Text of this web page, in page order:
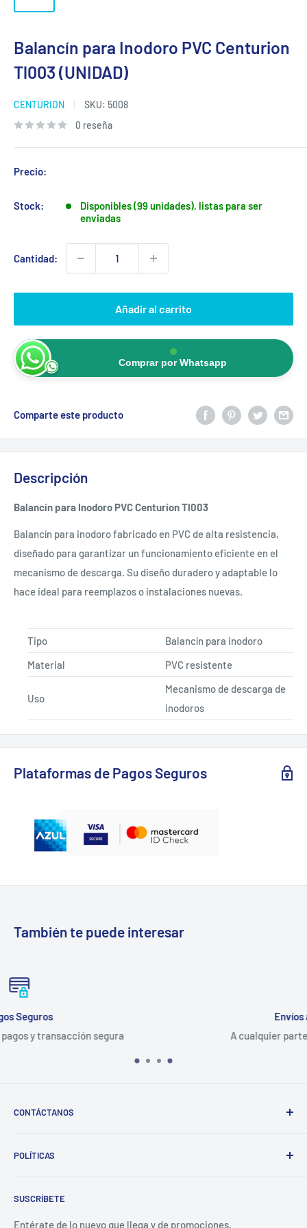
Balancín para Inodoro PVC Centurion
Tl003 (UNIDAD)
CENTURION SKU: 5008
0 reseña
Precio:
Stock:
Disponibles (99 unidades), listas para ser
enviadas
Cantidad:
Añadir al carrito
Comprar por Whatsapp
Comparte este producto
Descripción
Balancín para Inodoro PVC Centurion Tl003
Balancín para inodoro fabricado en PVC de alta resistencia,
diseñado para garantizar un funcionamiento eficiente en el
mecanismo de descarga. Su diseño duradero y adaptable lo
hace ideal para reemplazos o instalaciones nuevas.
Tipo
Balancín para inodoro
Material
PVC resistente
Uso
Mecanismo de descarga de
inodoros
Plataformas de Pagos Seguros
También te puede interesar
A cualquier parte de República Dominicana
CONTÁCTANOS
POLÍTICAS
Política de Privacidad
Políticas de Reembolso
SUSCRÍBETE
Entérate de lo nuevo que llega y de promociones.